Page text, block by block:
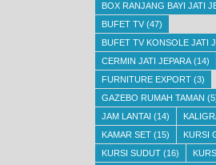
BOX RANJANG BAYI JATI
BUFET TV (47)
BUFET TV KONSOLE JATI
CERMIN JATI JEPARA (14)
FURNITURE EXPORT (3)
GAZEBO RUMAH TAMAN
JAM LANTAI (14)
KAMAR SET (15) KURSI
KURSI SUDUT (16)